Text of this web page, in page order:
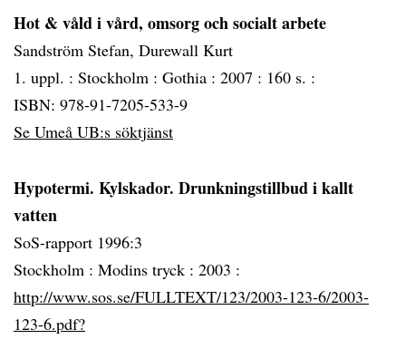
Hot & våld i vård, omsorg och socialt arbete
Sandström Stefan, Durewall Kurt
1. uppl. : Stockholm : Gothia : 2007 : 160 s. :
ISBN: 978-91-7205-533-9
Se Umeå UB:s söktjänst
Hypotermi. Kylskador. Drunkningstillbud i kallt
vatten
SoS-rapport 1996:3
Stockholm : Modins tryck : 2003 :
http://www.sos.se/FULLTEXT/123/2003-123-6/2003-
123-6.pdf?